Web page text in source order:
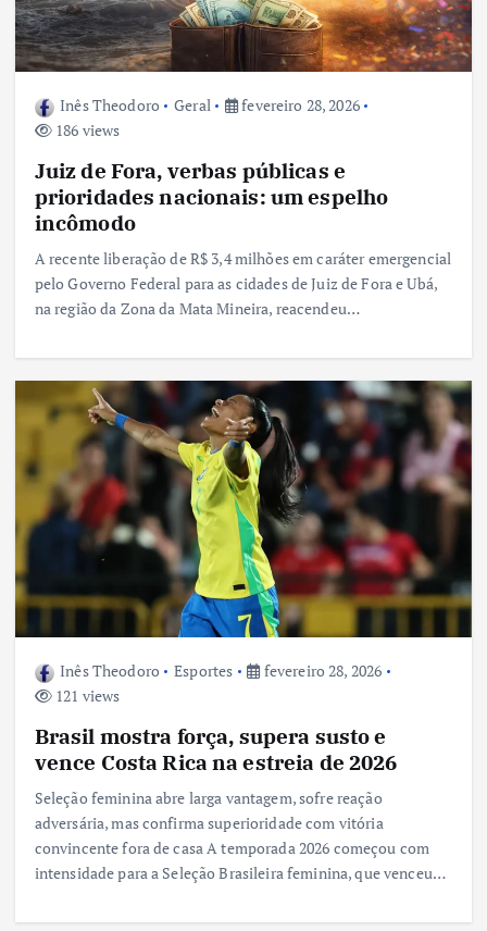
Inês Theodoro Geral
fevereiro 28, 2026
186 views
Juiz de Fora, verbas públicas e
prioridades nacionais: um espelho
incômodo
A recente liberação de R$ 3,4 milhões em caráter emergencial
pelo Governo Federal para as cidades de Juiz de Fora e Ubá,
na região da Zona da Mata Mineira, reacendeu…
Inês Theodoro Esportes
fevereiro 28, 2026
121 views
Brasil mostra força, supera susto e
vence Costa Rica na estreia de 2026
Seleção feminina abre larga vantagem, sofre reação
adversária, mas confirma superioridade com vitória
convincente fora de casa A temporada 2026 começou com
intensidade para a Seleção Brasileira feminina, que venceu…